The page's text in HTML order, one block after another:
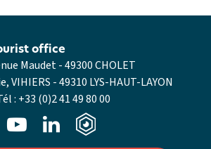
Maudet - 49300 CHOLET
VIHIERS - 49310 LYS-HAUT-LAYON
: +33 (0)2 41 49 80 00
office